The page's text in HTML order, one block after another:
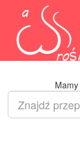
Mamy